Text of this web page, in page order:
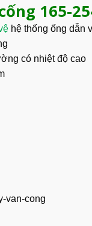
165-
hệ thống ống dẫn
có nhiệt độ cao